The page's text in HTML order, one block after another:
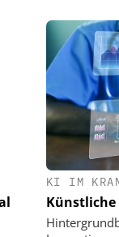
KI IM
digitaler